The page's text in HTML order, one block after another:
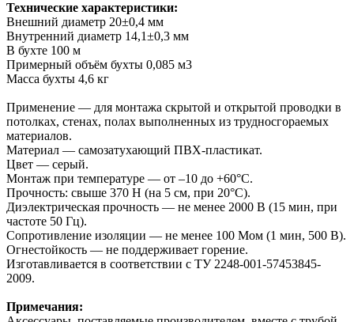
Технические характеристики:
Внешний диаметр 20±0,4 мм
Внутренний диаметр 14,1±0,3 мм
В бухте 100 м
Примерный объём бухты 0,085 м3
Масса бухты 4,6 кг
Применение — для монтажа скрытой и открытой проводки в
потолках, стенах, полах выполненных из трудносгораемых
материалов.
Материал — самозатухающий ПВХ-пластикат.
Цвет — серый.
Монтаж при температуре — от –10 до +60°С.
Прочность: свыше 370 Н (на 5 см, при 20°С).
Диэлектрическая прочность — не менее 2000 В (15 мин, при
частоте 50 Гц).
Сопротивление изоляции — не менее 100 Мом (1 мин, 500 В).
Огнестойкость — не поддерживает горение.
Изготавливается в соответствии с ТУ 2248-001-57453845-
2009.
Примечания: